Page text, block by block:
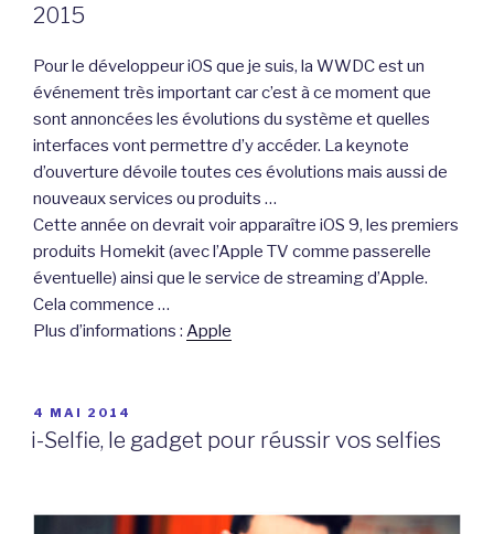
2015
Pour le développeur iOS que je suis, la WWDC est un
événement très important car c’est à ce moment que
sont annoncées les évolutions du système et quelles
interfaces vont permettre d’y accéder. La keynote
d’ouverture dévoile toutes ces évolutions mais aussi de
nouveaux services ou produits …
Cette année on devrait voir apparaître iOS 9, les premiers
produits Homekit (avec l’Apple TV comme passerelle
éventuelle) ainsi que le service de streaming d’Apple.
Cela commence …
Plus d’informations : Apple
PUBLIÉ
LE
4 MAI 2014
i-Selfie, le gadget pour réussir vos selfies